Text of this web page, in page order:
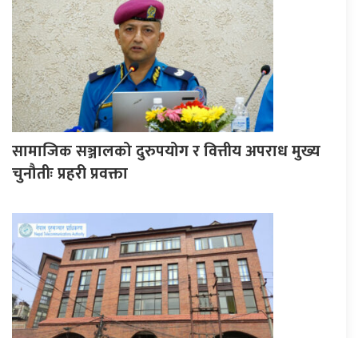
सामाजिक सञ्जालको दुरुपयोग र वित्तीय अपराध मुख्य
चुनौतीः प्रहरी प्रवक्ता